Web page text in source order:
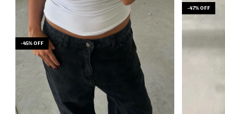
-45% OFF
-47% OFF